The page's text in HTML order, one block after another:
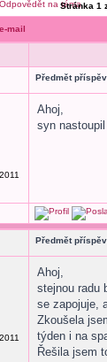
Stránka 1
mail
Předmět
Ahoj,
syn
Předmět
Ahoj,
stejnou radu
se zapojuje,
Zkoušela
týden i na
Řešila jsem